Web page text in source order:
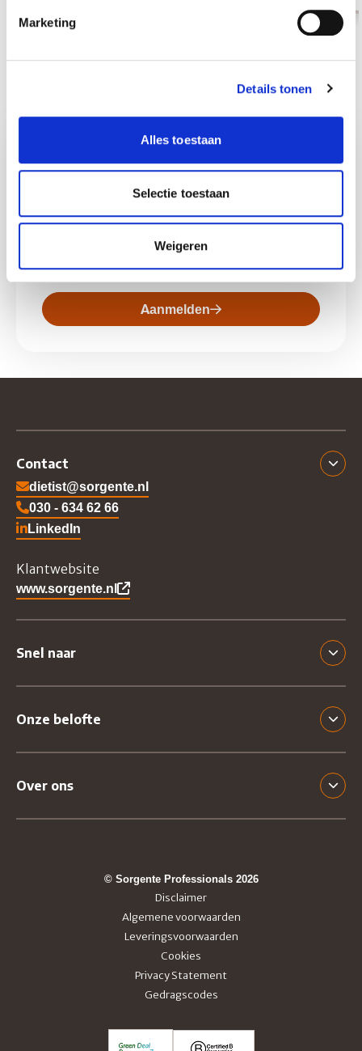
Marketing
Details tonen
Alles toestaan
Selectie toestaan
Weigeren
Previous slide
Next slide
nieuwsbrief!
Met onze maandelijkse nieuwsbrief blijf je op
de hoogte van nieuws, kennis en inspiratie
rondom medische voeding. Daarnaast
ontvang je ook de productupdates.
Aanmelden
Contact
dietist@sorgente.nl
030 - 634 62 66
Ga naar Sorgente's LinkedIn
LinkedIn
Klantwebsite
www.sorgente.nl
Snel naar
Onze belofte
Over ons
© Sorgente Professionals 2026
Disclaimer
Algemene voorwaarden
Leveringsvoorwaarden
Cookies
Privacy Statement
Gedragscodes